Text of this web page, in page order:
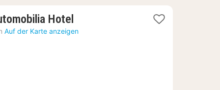
Hotel
Nacht
Auf der Karte anzeigen